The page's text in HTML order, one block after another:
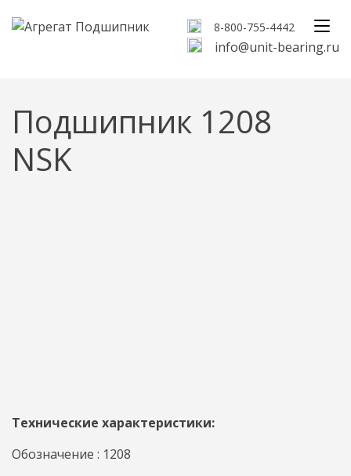
8-800-755-4442
info@unit-bearing.ru
Подшипник 1208
NSK
Технические характеристики:
Обозначение : 1208